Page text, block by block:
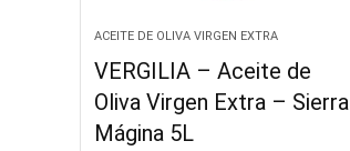
ACEITE DE OLIVA VIRGEN EXTRA
VERGILIA – Aceite de
Oliva Virgen Extra – Sierra
Mágina 5L